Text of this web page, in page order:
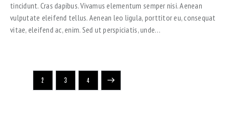
tincidunt. Cras dapibus. Vivamus elementum semper nisi. Aenean
vulputate eleifend tellus. Aenean leo ligula, porttitor eu, consequat
vitae, eleifend ac, enim. Sed ut perspiciatis, unde…
2 3 4